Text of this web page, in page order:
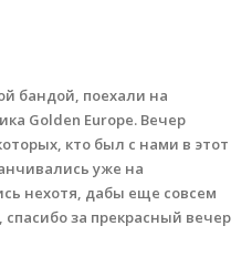
бандой, поехали на
Golden Europe. Вечер
кто был с нами в этот
уже на
нехотя, дабы еще совсем
за прекрасный вечер